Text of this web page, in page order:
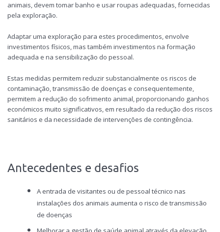
animais, devem tomar banho e usar roupas adequadas, fornecidas
pela exploração.
Adaptar uma exploração para estes procedimentos, envolve
investimentos físicos, mas também investimentos na formação
adequada e na sensibilização do pessoal.
Estas medidas permitem reduzir substancialmente os riscos de
contaminação, transmissão de doenças e consequentemente,
permitem a redução do sofrimento animal, proporcionando ganhos
económicos muito significativos, em resultado da redução dos riscos
sanitários e da necessidade de intervenções de contingência.
Antecedentes e desafios
A entrada de visitantes ou de pessoal técnico nas
instalações dos animais aumenta o risco de transmissão
de doenças